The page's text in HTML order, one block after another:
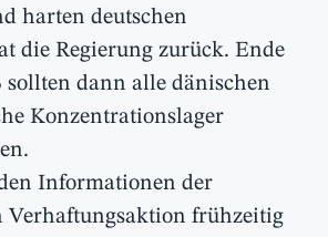
harten deutschen
die Regierung zurück. Ende
sollten dann alle dänischen
Konzentrationslager
Informationen der
Verhaftungsaktion frühzeitig